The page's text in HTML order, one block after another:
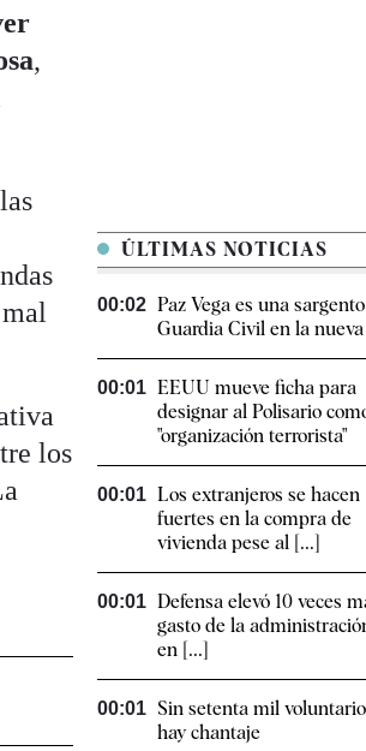
,
los
ÚLTIMAS NOTICIAS
00:02 Paz Vega es una
Guardia Civil en la
00:01 EEUU mueve ficha para
designar al Polisario
"organización terrorista"
00:01 Los extranjeros se hacen
fuertes en la compra de
vivienda pese al [...]
00:01 Defensa elevó 10 veces
gasto de la
en [...]
00:01 Sin setenta mil
hay chantaje